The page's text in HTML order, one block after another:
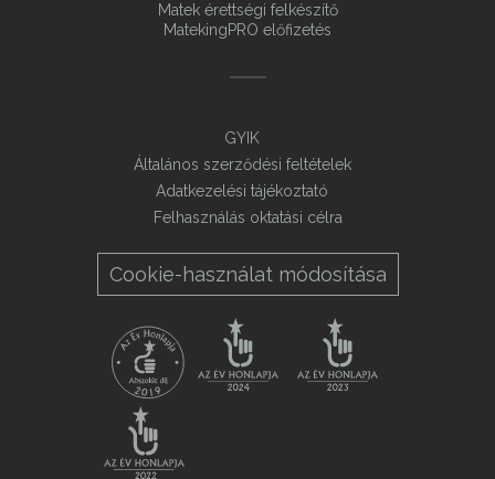
Matek érettségi felkészítő
MatekingPRO előfizetés
GYIK
Általános szerződési feltételek
Adatkezelési tájékoztató
Felhasználás oktatási célra
Cookie-használat módosítása